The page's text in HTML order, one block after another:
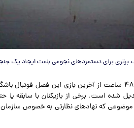
برتری برای دستمزدهای نجومی باعث ایجاد یک
به گزارش پارسینه؛ ، در حالی که فقط ۴۸ ساعت از آخرین بازی
شده است. برخی از بازیکنان با سابقه
موضوعی که نهادهای نظارتی به خصوص